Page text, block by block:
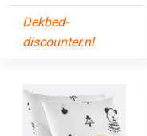
Dekbed-
discounter.nl